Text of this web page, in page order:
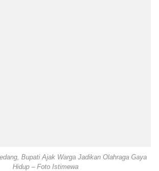
Bupati Ajak Warga Jadikan Olahraga Gaya
Hidup – Foto Istimewa